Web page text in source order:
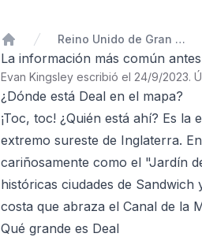
Inicio
Reino Unido de Gran Bretaña e Irlanda del Norte
La información más común
Evan Kingsley escribió el 24/9/2023.
¿Dónde está Deal en el mapa?
¡Toc, toc! ¿Quién está ahí? Es
extremo sureste de Inglaterra.
cariñosamente como el "Jardín
históricas ciudades de
costa que abraza el Canal de la
Qué grande es Deal